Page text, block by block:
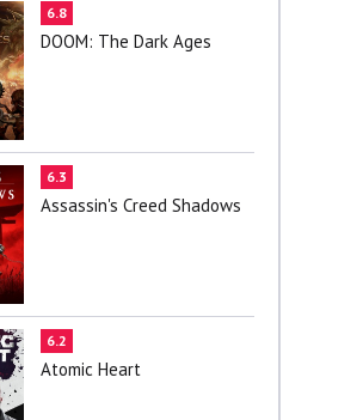
6.8
DOOM: The Dark Ages
6.3
Assassin's Creed Shadows
6.2
Atomic Heart